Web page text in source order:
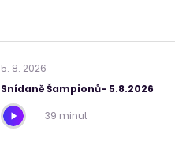
5. 8. 2026
Snídaně Šampionů- 5.8.2026
39 minut